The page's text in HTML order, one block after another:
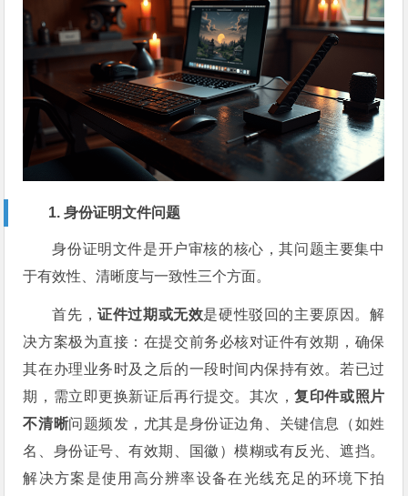
1. 身份证明文件问题
身份证明文件是开户审核的核心，其问题主要集中
于有效性、清晰度与一致性三个方面。
首先，证件过期或无效是硬性驳回的主要原因。解
决方案极为直接：在提交前务必核对证件有效期，确保
其在办理业务时及之后的一段时间内保持有效。若已过
期，需立即更换新证后再行提交。其次，复印件或照片
不清晰问题频发，尤其是身份证边角、关键信息（如姓
名、身份证号、有效期、国徽）模糊或有反光、遮挡。
解决方案是使用高分辨率设备在光线充足的环境下拍